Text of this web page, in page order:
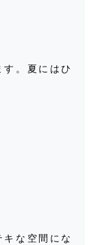
。夏にはひ
な空間にな